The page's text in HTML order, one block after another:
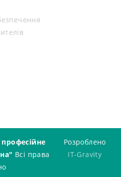
Всі права
Розроблено
IT-Gravity